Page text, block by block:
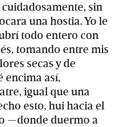
sin
una hostia. Yo le
todo entero con
tomando entre mis
secas y de
encima así,
igual que una
esto, hui hacia el
—donde duermo a